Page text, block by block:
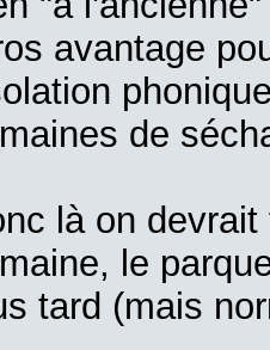
avantage
de
là on
le
tard (mais